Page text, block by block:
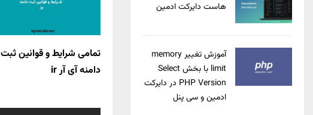
تمامی شرایط و قوانین ثبت
دامنه آی آر ir
هاست دایرکت ادمین
آموزش تغییر memory
limit با بخش Select
PHP Version در دایرکت
ادمین و سی پنل